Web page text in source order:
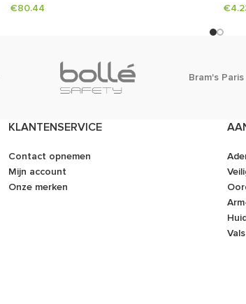
€80.44 €
Bram's Paris
KLANTENSERVICE
Contact opnemen
Mijn account
Onze merken